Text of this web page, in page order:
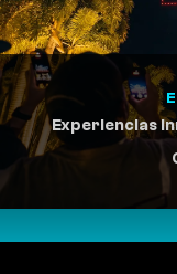
El Caribe,
4 Razones
tu